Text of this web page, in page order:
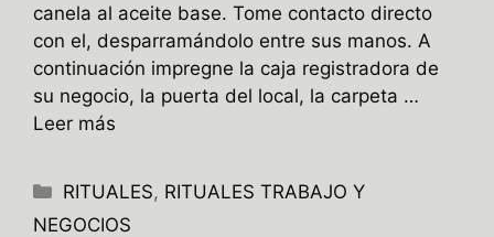
canela al aceite base. Tome contacto directo
con el, desparramándolo entre sus manos. A
continuación impregne la caja registradora de
su negocio, la puerta del local, la carpeta …
Leer más
Categorías
RITUALES, RITUALES TRABAJO Y
NEGOCIOS